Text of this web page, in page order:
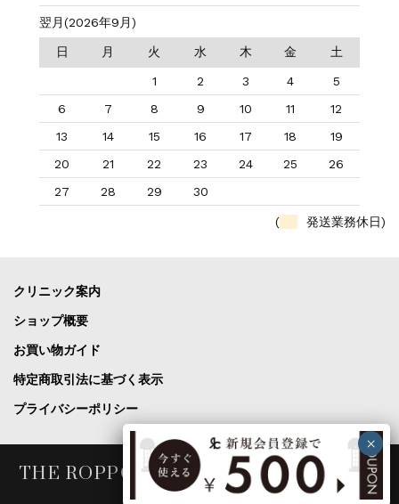
翌月(2026年9月)
日 月 火 水 木 金 土
1 2 3 4
5
6
7 8 9 10 11
12
13
14 15 16 17 18
19
20
21 22 23 24 25
26
27
28 29 30
( 発送業務休日)
クリニック案内
ショップ概要
お買い物ガイド
特定商取引法に基づく表示
プライバシーポリシー
THE ROPPONGI CLINIC COSME